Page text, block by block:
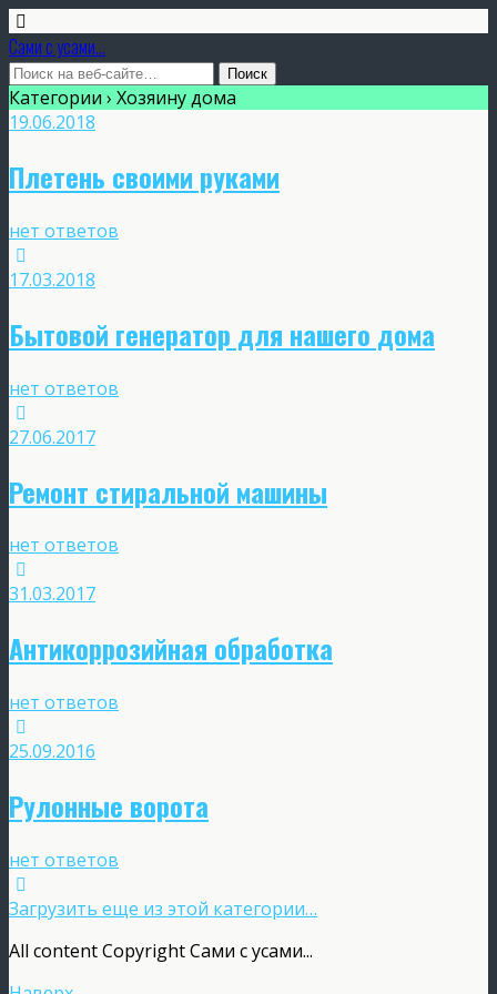
Сами с усами...
Категории › Хозяину дома
19.06.2018
Плетень своими руками
нет ответов
17.03.2018
Бытовой генератор для нашего дома
нет ответов
27.06.2017
Ремонт стиральной машины
нет ответов
31.03.2017
Антикоррозийная обработка
нет ответов
25.09.2016
Рулонные ворота
нет ответов
Загрузить еще из этой категории…
All content Copyright Сами с усами...